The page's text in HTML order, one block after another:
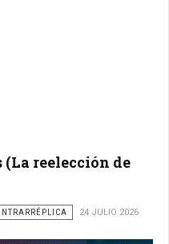
(La reelección de
24 JULIO 2026